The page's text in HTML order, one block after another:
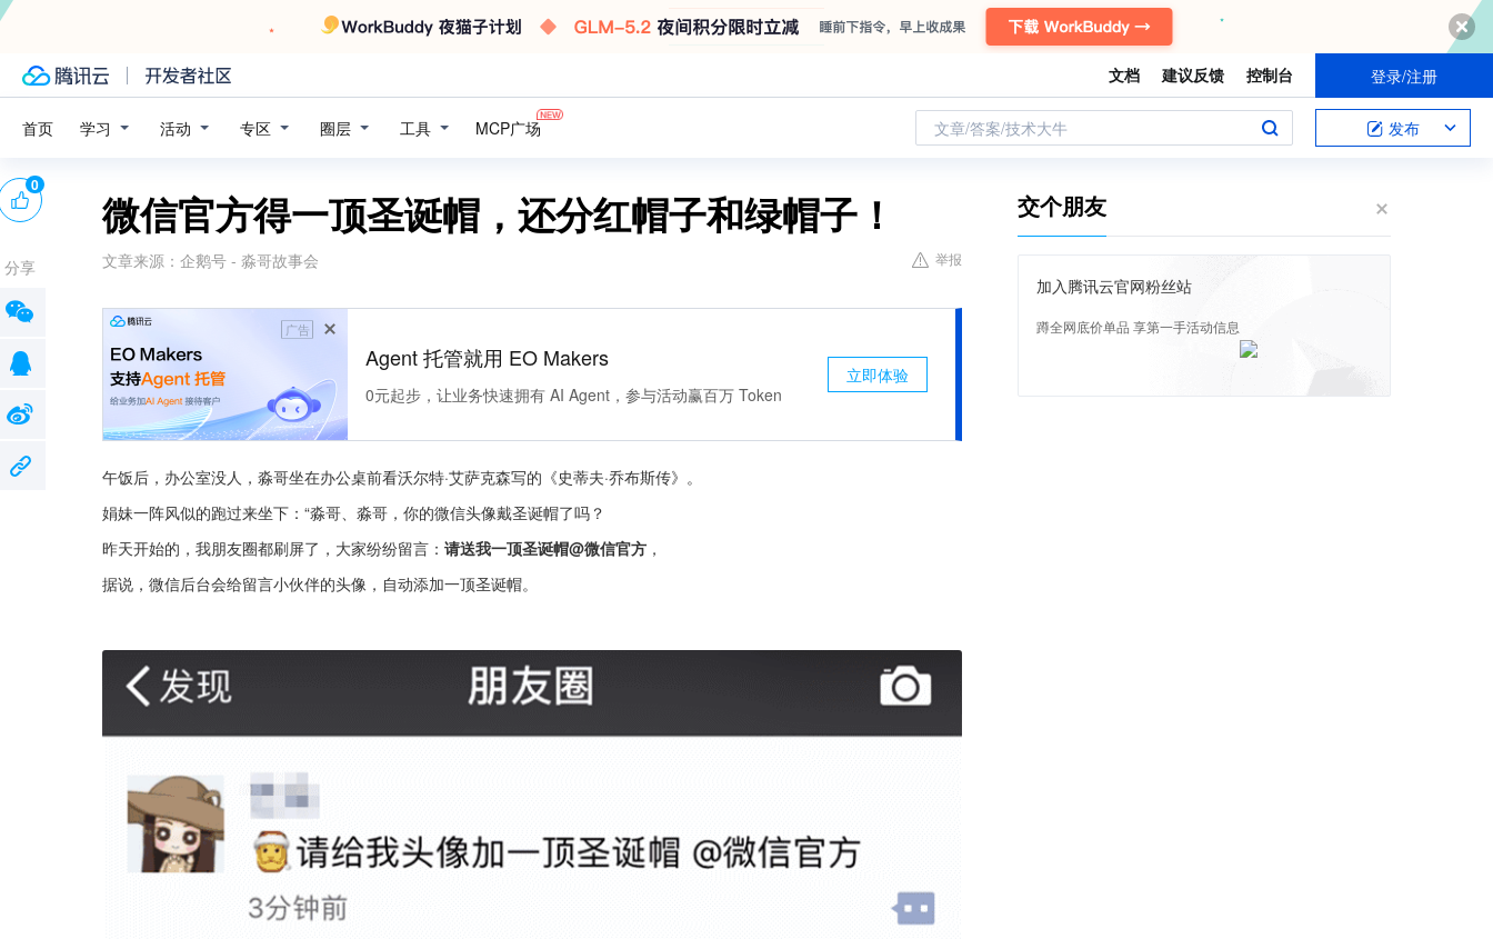
文档 建议反馈 控制台 登录/注册
首页 学习 活动 专区 圈层 工具 MCP广场 文章/答案/技术大牛 发布
微信官方得一顶圣诞帽，还分红帽子和绿帽子！
文章来源： 企鹅号 - 淼哥故事会 举报
广告
Agent 托管就用 EO Makers
0元起步，让业务快速拥有 AI Agent，参与活动赢百万 Token
立即体验
午饭后，办公室没人，淼哥坐在办公桌前看沃尔特·艾萨克森写的《史蒂夫·乔布斯传》。
娟妹一阵风似的跑过来坐下：“淼哥、淼哥，你的微信头像戴圣诞帽了吗？
昨天开始的，我朋友圈都刷屏了，大家纷纷留言： 请送我一顶圣诞帽@微信官方 ，
据说，微信后台会给留言小伙伴的头像，自动添加一顶圣诞帽。
0
分享
交个朋友
加入腾讯云官网粉丝站
蹲全网底价单品 享第一手活动信息